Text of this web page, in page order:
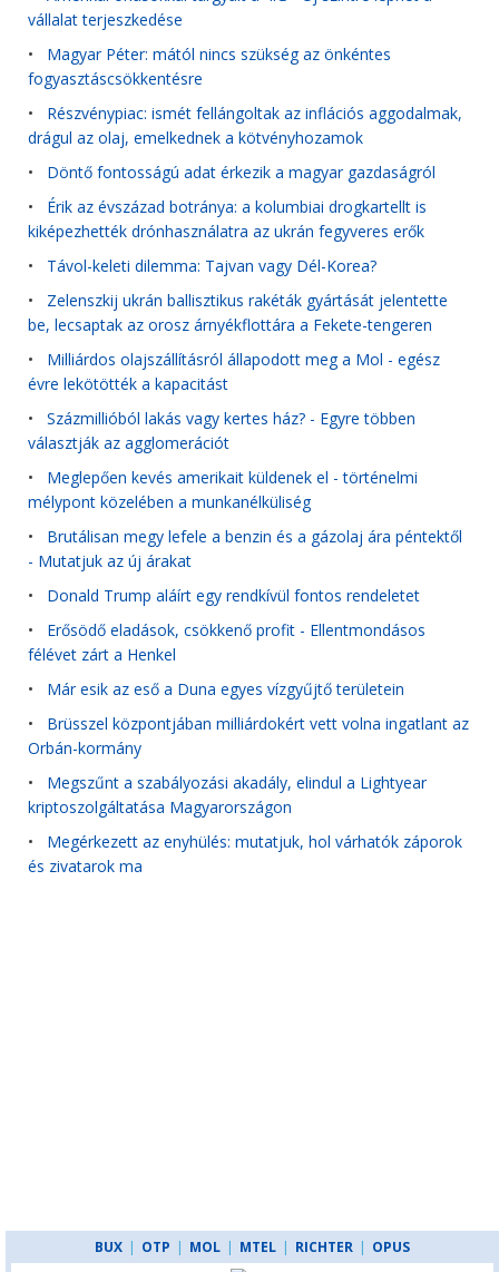
vállalat terjeszkedése
• Magyar Péter: mától nincs szükség az önkéntes
fogyasztáscsökkentésre
• Részvénypiac: ismét fellángoltak az inflációs aggodalmak,
drágul az olaj, emelkednek a kötvényhozamok
• Döntő fontosságú adat érkezik a magyar gazdaságról
• Érik az évszázad botránya: a kolumbiai drogkartellt is
kiképezhették drónhasználatra az ukrán fegyveres erők
• Távol-keleti dilemma: Tajvan vagy Dél-Korea?
• Zelenszkij ukrán ballisztikus rakéták gyártását jelentette
be, lecsaptak az orosz árnyékflottára a Fekete-tengeren
• Milliárdos olajszállításról állapodott meg a Mol - egész
évre lekötötték a kapacitást
• Százmillióból lakás vagy kertes ház? - Egyre többen
választják az agglomerációt
• Meglepően kevés amerikait küldenek el - történelmi
mélypont közelében a munkanélküliség
• Brutálisan megy lefele a benzin és a gázolaj ára péntektől
- Mutatjuk az új árakat
• Donald Trump aláírt egy rendkívül fontos rendeletet
• Erősödő eladások, csökkenő profit - Ellentmondásos
félévet zárt a Henkel
• Már esik az eső a Duna egyes vízgyűjtő területein
• Brüsszel központjában milliárdokért vett volna ingatlant az
Orbán-kormány
• Megszűnt a szabályozási akadály, elindul a Lightyear
kriptoszolgáltatása Magyarországon
• Megérkezett az enyhülés: mutatjuk, hol várhatók záporok
és zivatarok ma
BUX | OTP | MOL | MTEL | RICHTER | OPUS